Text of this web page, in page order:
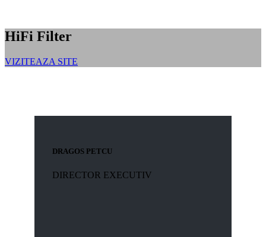
HiFi Filter
VIZITEAZA SITE
DRAGOS PETCU
DIRECTOR EXECUTIV